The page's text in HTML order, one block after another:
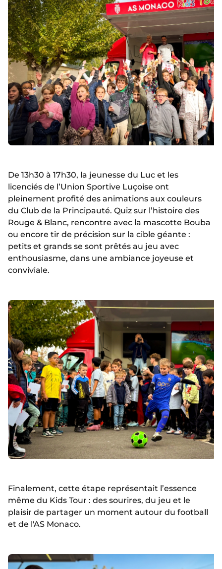
De 13h30 à 17h30, la jeunesse du Luc et les
licenciés de l’Union Sportive Luçoise ont
pleinement profité des animations aux couleurs
du Club de la Principauté. Quiz sur l’histoire des
Rouge & Blanc, rencontre avec la mascotte Bouba
ou encore tir de précision sur la cible géante :
petits et grands se sont prêtés au jeu avec
enthousiasme, dans une ambiance joyeuse et
conviviale.
Finalement, cette étape représentait l’essence
même du Kids Tour : des sourires, du jeu et le
plaisir de partager un moment autour du football
et de l'AS Monaco.